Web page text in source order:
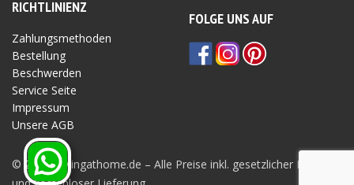
RICHTLINIENZ
Zahlungsmethoden
Bestellung
Beschwerden
Service Seite
Impressum
Unsere AGB
Privatsphäre Seite
FOLGE UNS AUF
© 2026 Stylingathome.de – Alle Preise inkl. gesetzlicher MwSt.